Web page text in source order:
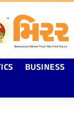
BUSINESS